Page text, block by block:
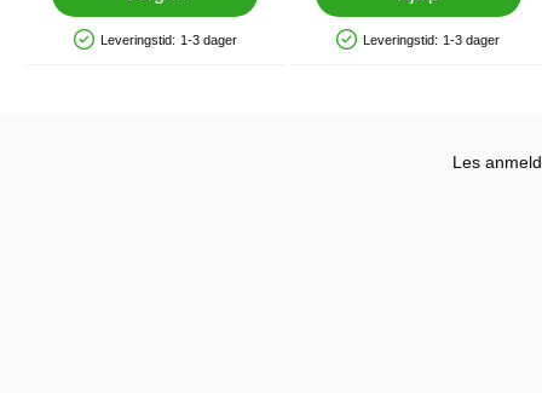
Produkttilgjengelighet: På lager
Leveringstid: 1-3 dager
Produkttilgjengelighet: På lager
Leveringstid: 1-3 dager
Les